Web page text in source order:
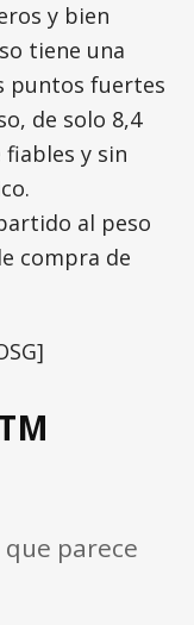
y bien
tiene una
puntos fuertes
de solo 8,4
y sin
al peso
compra de
que parece